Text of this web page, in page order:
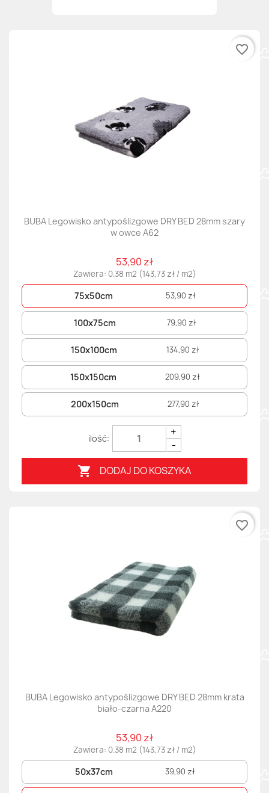
BUBA Legowisko antypoślizgowe DRY BED 28mm szary
w owce A62
53,90 zł
Zawiera: 0.38 m2 (143,73 zł / m2)
75x50cm 53,90 zł
100x75cm 79,90 zł
150x100cm 134,90 zł
150x150cm 209,90 zł
200x150cm 277,90 zł
+
-
 DODAJ DO KOSZYKA
favorite_border
BUBA Legowisko antypoślizgowe DRY BED 28mm krata
biało-czarna A220
53,90 zł
Zawiera: 0.38 m2 (143,73 zł / m2)
50x37cm 39,90 zł
favorite_border